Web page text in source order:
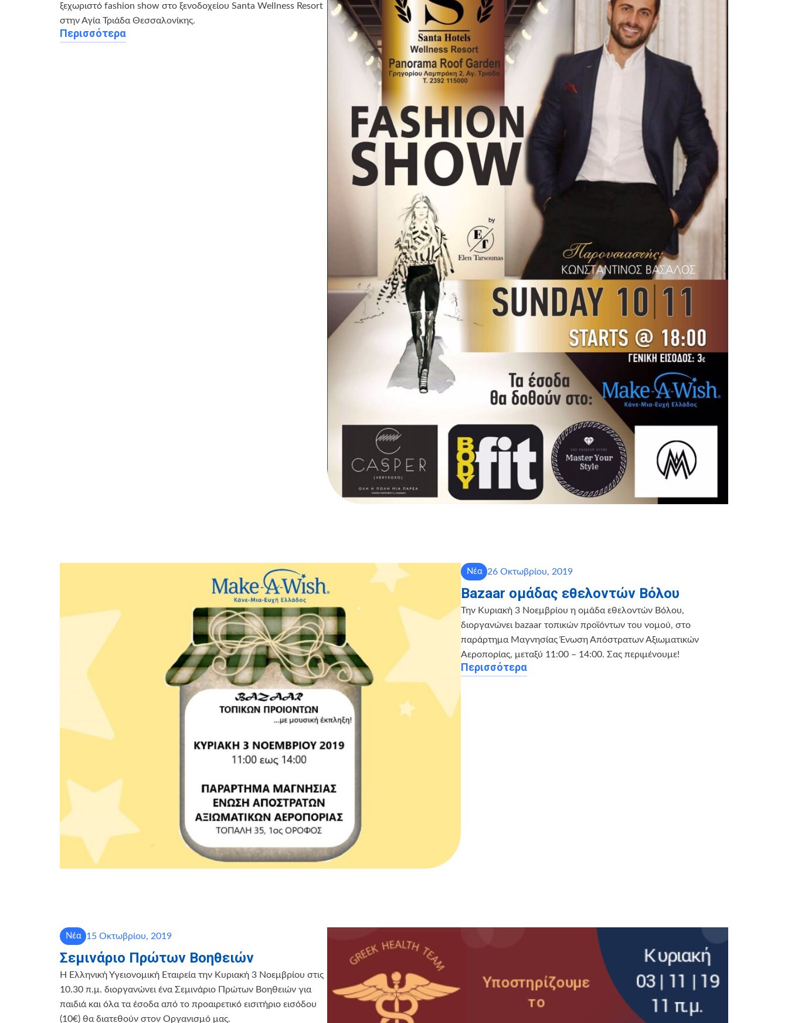
ξεχωριστό fashion show στο ξενοδοχείου Santa Wellness Resort
στην Αγία Τριάδα Θεσσαλονίκης.
Περισσότερα
Νέα 26 Οκτωβρίου, 2019
Bazaar ομάδας εθελοντών Βόλου
Την Κυριακή 3 Νοεμβρίου η ομάδα εθελοντών Βόλου,
διοργανώνει bazaar τοπικών προϊόντων του νομού, στο
παράρτημα Μαγνησίας Ένωση Απόστρατων Αξιωματικών
Αεροπορίας, μεταξύ 11:00 – 14:00. Σας περιμένουμε!
Περισσότερα
Νέα 15 Οκτωβρίου, 2019
Σεμινάριο Πρώτων Βοηθειών
H Ελληνική Υγειονομική Εταιρεία την Κυριακή 3 Νοεμβρίου στις
10.30 π.μ. διοργανώνει ένα Σεμινάριο Πρώτων Βοηθειών για
παιδιά και όλα τα έσοδα από το προαιρετικό εισιτήριο εισόδου
(10€) θα διατεθούν στον Οργανισμό μας.